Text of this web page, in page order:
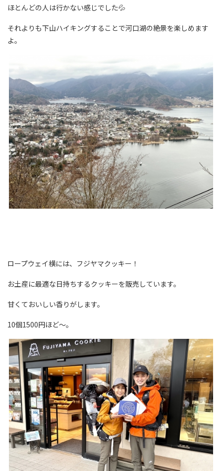
ほとんどの人は行かない感じでした💦
それよりも下山ハイキングすることで河口湖の絶景を楽しめます
よ。
ロープウェイ横には、フジヤマクッキー！
お土産に最適な日持ちするクッキーを販売しています。
甘くておいしい香りがします。
10個1500円ほど～。